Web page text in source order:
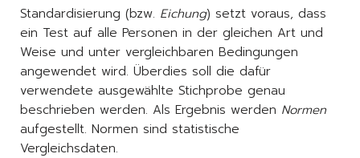
Standardisierung (bzw. Eichung) setzt voraus, dass
ein Test auf alle Personen in der gleichen Art und
Weise und unter vergleichbaren Bedingungen
angewendet wird. Überdies soll die dafür
verwendete ausgewählte Stichprobe genau
beschrieben werden. Als Ergebnis werden Normen
aufgestellt. Normen sind statistische
Vergleichsdaten.